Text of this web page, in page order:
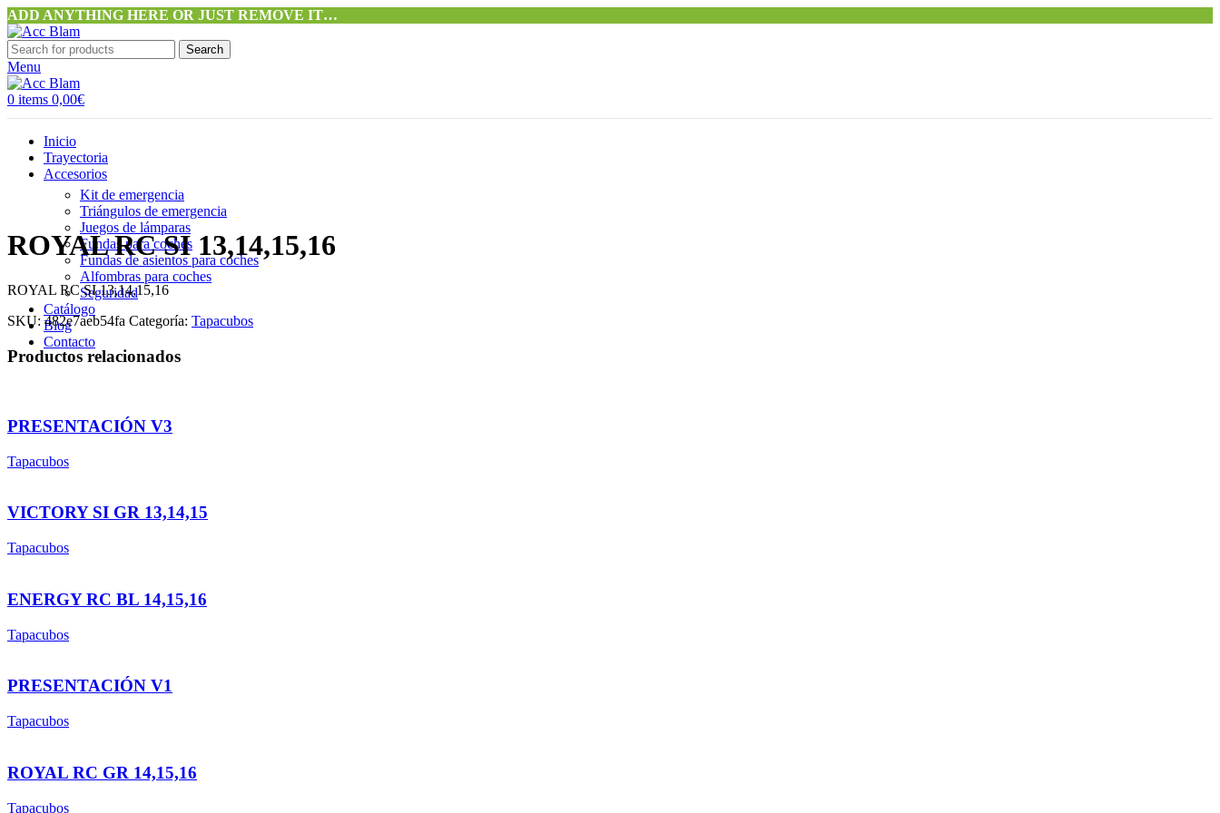
ADD ANYTHING HERE OR JUST REMOVE IT…
Search
Menu
0 items 0,00€
Inicio
Trayectoria
Accesorios
Kit de emergencia
Triángulos de emergencia
Juegos de lámparas
Fundas para coches
Fundas de asientos para coches
Alfombras para coches
Seguridad
Catálogo
Blog
Contacto
ROYAL RC SI 13,14,15,16
ROYAL RC SI 13,14,15,16
SKU:482e7aeb54fa Categoría: Tapacubos
Productos relacionados
PRESENTACIÓN V3
Tapacubos
VICTORY SI GR 13,14,15
Tapacubos
ENERGY RC BL 14,15,16
Tapacubos
PRESENTACIÓN V1
Tapacubos
ROYAL RC GR 14,15,16
Tapacubos